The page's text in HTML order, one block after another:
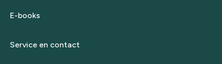
E-books
Service en contact